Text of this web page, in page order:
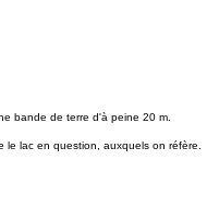
bande de terre d'à peine 20 m.
lac en question, auxquels on réfère.